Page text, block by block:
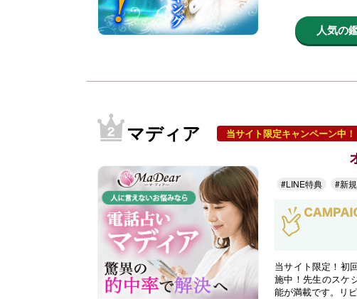
人気の
マディア 当サイト限定キャンペーン中！
#LINE特典 #新
当サイト限定！初
施中！先生のスケ
能が満載です。リ